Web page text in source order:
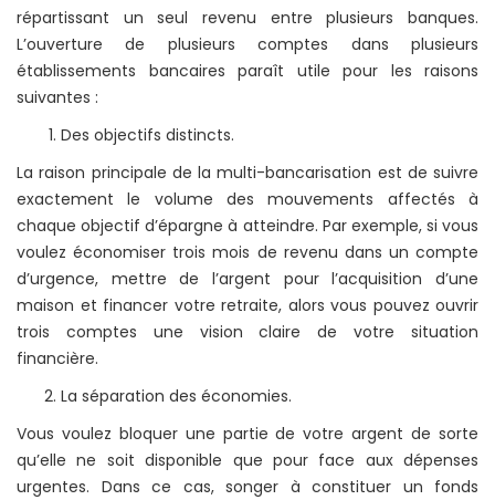
répartissant un seul revenu entre plusieurs banques.
L’ouverture de plusieurs comptes dans plusieurs
établissements bancaires paraît utile pour les raisons
suivantes :
Des objectifs distincts.
La raison principale de la multi-bancarisation est de suivre
exactement le volume des mouvements affectés à
chaque objectif d’épargne à atteindre. Par exemple, si vous
voulez économiser trois mois de revenu dans un compte
d’urgence, mettre de l’argent pour l’acquisition d’une
maison et financer votre retraite, alors vous pouvez ouvrir
trois comptes une vision claire de votre situation
financière.
La séparation des économies.
Vous voulez bloquer une partie de votre argent de sorte
qu’elle ne soit disponible que pour face aux dépenses
urgentes. Dans ce cas, songer à constituer un fonds